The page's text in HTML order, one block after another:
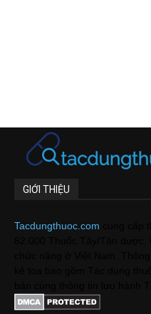
GIỚI THIỆU
Tacdungthuoc.com